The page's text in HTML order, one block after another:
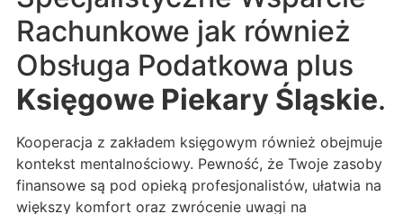
Rachunkowe jak również
Obsługa Podatkowa plus
Księgowe Piekary Śląskie.
Kooperacja z zakładem księgowym również obejmuje
kontekst mentalnościowy. Pewność, że Twoje zasoby
finansowe są pod opieką profesjonalistów, ułatwia na
większy komfort oraz zwrócenie uwagi na